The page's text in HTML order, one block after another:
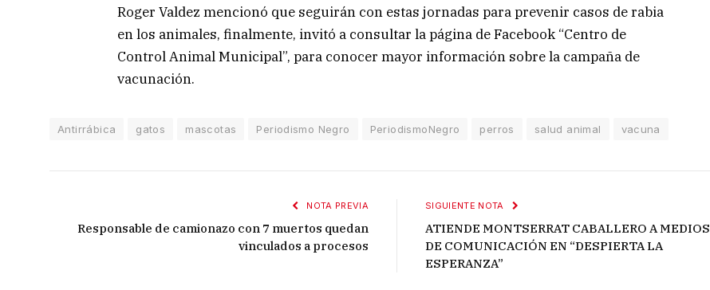
Roger Valdez mencionó que seguirán con estas jornadas para prevenir casos de rabia
en los animales, finalmente, invitó a consultar la página de Facebook “Centro de
Control Animal Municipal”, para conocer mayor información sobre la campaña de
vacunación.
Antirrábica gatos mascotas Periodismo Negro PeriodismoNegro perros salud animal vacuna
NOTA PREVIA
Responsable de camionazo con 7 muertos quedan
vinculados a procesos
SIGUIENTE NOTA
ATIENDE MONTSERRAT CABALLERO A MEDIOS
DE COMUNICACIÓN EN “DESPIERTA LA
ESPERANZA”